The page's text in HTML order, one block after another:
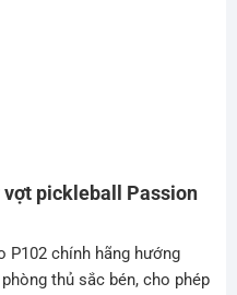
pickleball Passion
chính hãng hướng
thủ sắc bén, cho phép